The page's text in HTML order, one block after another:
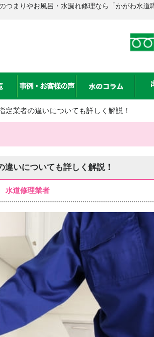
つまりやお風呂・水漏れ修理なら「かがわ水
定業者の違いについても詳しく解説！
いについても詳しく解説！
水道修理業者